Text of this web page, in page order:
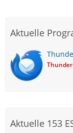
Aktuelle
Thunder
Aktuelle 153